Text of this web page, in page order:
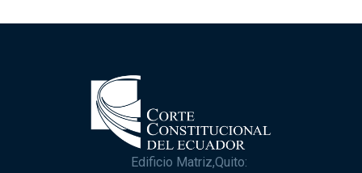
Edificio Matriz,Quito: